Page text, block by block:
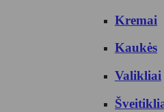
Kremai
Kaukės
Valikliai